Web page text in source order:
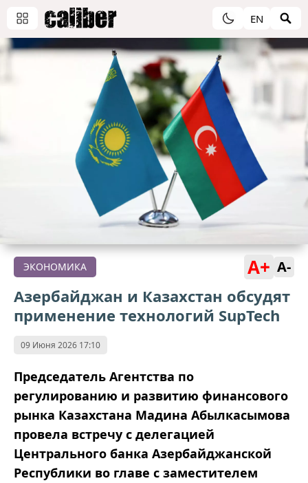
EN
ЭКОНОМИКА A+ A-
Азербайджан и Казахстан обсудят
применение технологий SupTech
09 Июня 2026 17:10
Председатель Агентства по
регулированию и развитию финансового
рынка Казахстана Мадина Абылкасымова
провела встречу с делегацией
Центрального банка Азербайджанской
Республики во главе с заместителем